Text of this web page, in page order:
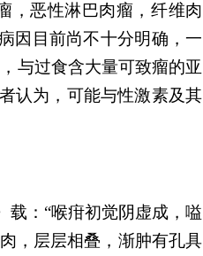
，恶性淋巴肉瘤，纤维肉
因目前尚不十分明确，一
与过食含大量可致瘤的亚
认为，可能与性激素及其
载： “喉疳初觉阴虚成，嗌
，层层相叠，渐肿有孔具